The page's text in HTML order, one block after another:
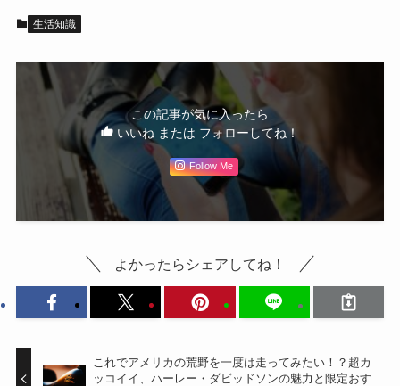
生活知識
この記事が気に入ったら
いいね または フォローしてね！
Follow Me
よかったらシェアしてね！
これでアメリカの荒野を一度は走ってみたい！？超カ
ッコイイ、ハーレー・ダビッドソンの魅力と限定おす